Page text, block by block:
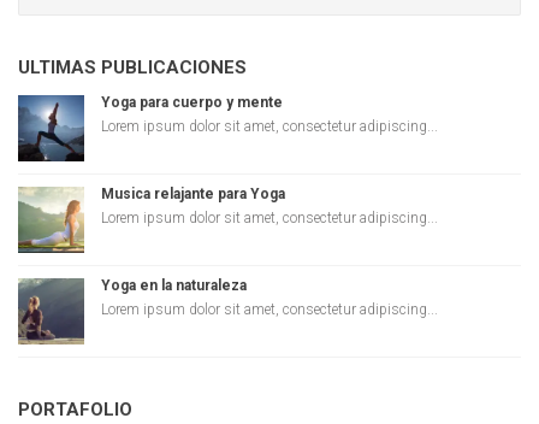
ULTIMAS PUBLICACIONES
Yoga para cuerpo y mente
Lorem ipsum dolor sit amet, consectetur adipiscing...
Musica relajante para Yoga
Lorem ipsum dolor sit amet, consectetur adipiscing...
Yoga en la naturaleza
Lorem ipsum dolor sit amet, consectetur adipiscing...
PORTAFOLIO